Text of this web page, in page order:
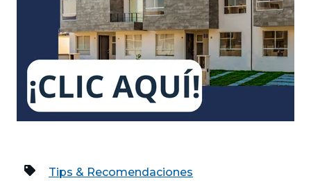
Tips & Recomendaciones